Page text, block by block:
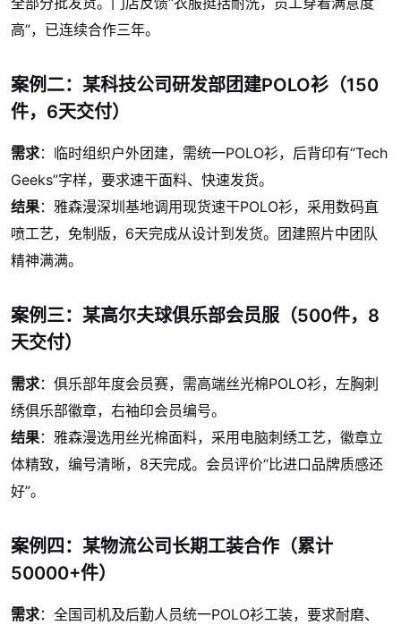
高”，已连续合作三年。
案例二：某科技公司研发部团建POLO衫（150
件，6天交付）
需求：临时组织户外团建，需统一POLO衫，后背印有“Tech
Geeks”字样，要求速干面料、快速发货。
结果：雅森漫深圳基地调用现货速干POLO衫，采用数码直
喷工艺，免制版，6天完成从设计到发货。团建照片中团队
精神满满。
案例三：某高尔夫球俱乐部会员服（500件，8
天交付）
需求：俱乐部年度会员赛，需高端丝光棉POLO衫，左胸刺
绣俱乐部徽章，右袖印会员编号。
结果：雅森漫选用丝光棉面料，采用电脑刺绣工艺，徽章立
体精致，编号清晰，8天完成。会员评价“比进口品牌质感还
好”。
案例四：某物流公司长期工装合作（累计
50000+件）
需求：全国司机及后勤人员统一POLO衫工装，要求耐磨、